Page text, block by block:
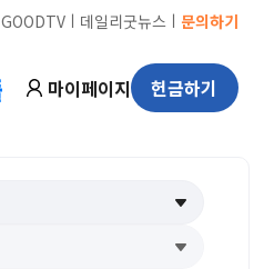
GOODTVㅣ 데일리굿뉴스 ㅣ 문의하기
마이페이지 헌금하기